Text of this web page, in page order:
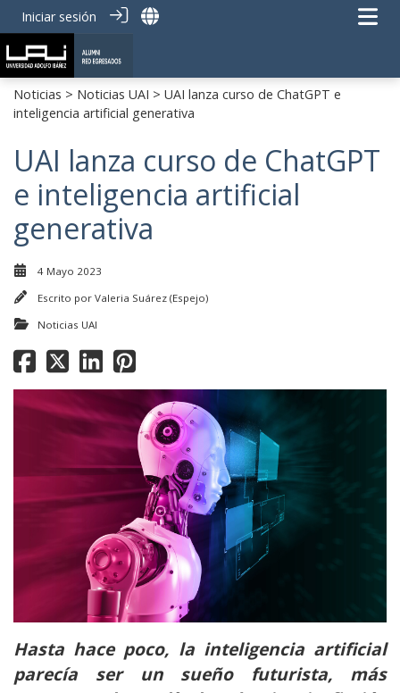
Iniciar sesión
Noticias > Noticias UAI > UAI lanza curso de ChatGPT e
inteligencia artificial generativa
UAI lanza curso de ChatGPT
e inteligencia artificial
generativa
4 Mayo 2023
Escrito por Valeria Suárez (Espejo)
Noticias UAI
Hasta hace poco, la inteligencia artificial
parecía ser un sueño futurista, más